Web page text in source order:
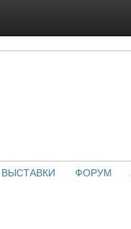
ВЫСТАВКИ ФОРУМ